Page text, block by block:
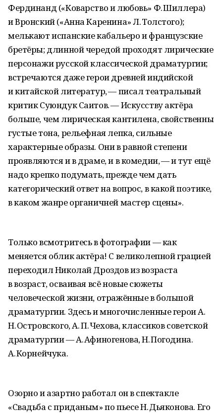
Фердинанд («Коварство и любовь» Ф. Шиллера)
и Вронский («Анна Каренина» Л. Толстого);
мелькают испанские кабальеро и французские
бретёры; длинной чередой проходят лирические
персонажи русской классической драматургии;
встречаются даже герои древней индийской
и китайской литератур, — писал театральный
критик Суюндук Саитов. — Искусству актёра
больше, чем лирическая кантилена, свойственны
густые тона, рельефная лепка, сильные
характерные образы. Они в равной степени
проявляются и в драме, и в комедии, — и тут ещё
надо крепко подумать, прежде чем дать
категорический ответ на вопрос, в какой поэтике,
в каком жанре органичней мастер сцены».
Только всмотритесь в фотографии — как
меняется облик актёра! С великолепной грацией
переходил Николай Дроздов из возраста
в возраст, осваивая всё новые сюжеты
человеческой жизни, отражённые в большой
драматургии. Здесь и многочисленные герои А.
Н. Островского, А. П. Чехова, классиков советской
драматургии — А. Афиногенова, Н. Погодина.
А. Корнейчука.
Озорно и азартно работал он в спектакле
«Свадьба с приданым» по пьесе Н. Дьяконова. Его